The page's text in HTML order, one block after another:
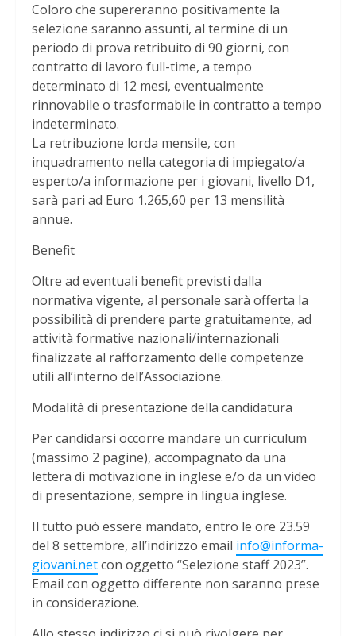
Coloro che supereranno positivamente la
selezione saranno assunti, al termine di un
periodo di prova retribuito di 90 giorni, con
contratto di lavoro full-time, a tempo
determinato di 12 mesi, eventualmente
rinnovabile o trasformabile in contratto a tempo
indeterminato.
La retribuzione lorda mensile, con
inquadramento nella categoria di impiegato/a
esperto/a informazione per i giovani, livello D1,
sarà pari ad Euro 1.265,60 per 13 mensilità
annue.
Benefit
Oltre ad eventuali benefit previsti dalla
normativa vigente, al personale sarà offerta la
possibilità di prendere parte gratuitamente, ad
attività formative nazionali/internazionali
finalizzate al rafforzamento delle competenze
utili all’interno dell’Associazione.
Modalità di presentazione della candidatura
Per candidarsi occorre mandare un curriculum
(massimo 2 pagine), accompagnato da una
lettera di motivazione in inglese e/o da un video
di presentazione, sempre in lingua inglese.
Il tutto può essere mandato, entro le ore 23.59
del 8 settembre, all’indirizzo email info@informa-
giovani.netcon oggetto “Selezione staff 2023”.
Email con oggetto differente non saranno prese
in considerazione.